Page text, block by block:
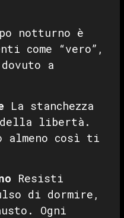
notturno è
come “vero”,
a
La stanchezza
libertà.
almeno così ti
Resisti
di dormire,
Ogni